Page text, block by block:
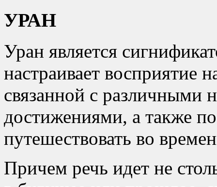
УРАН
Уран является
настраивает восприятие
связанной с различными
достижениями, а также
путешествовать во
Причем речь идет не